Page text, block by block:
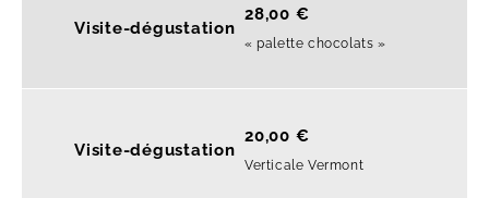
Visite-dégustation
28,00 €
« palette chocolats »
Visite-dégustation
20,00 €
Verticale Vermont